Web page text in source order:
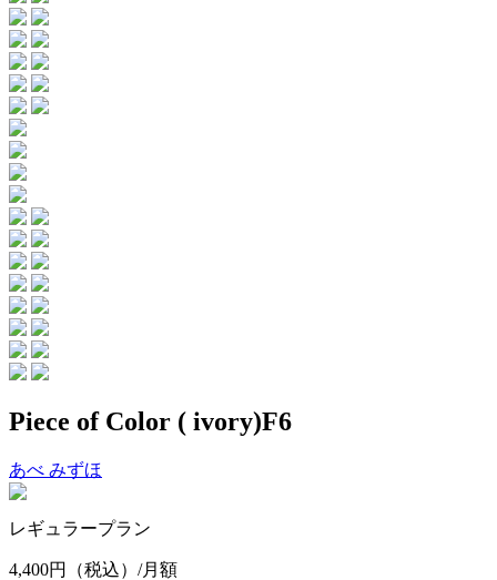
Piece of Color ( ivory)F6
あべ みずほ
レギュラープラン
4,400円
（税込）/月額